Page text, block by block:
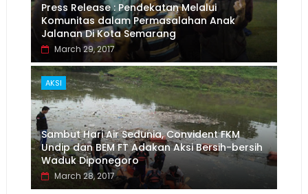
Press Release : Pendekatan Melalui
Komunitas dalam Permasalahan Anak
Jalanan Di Kota Semarang
March 29, 2017
AKSI
Sambut Hari Air Sedunia, Convident FKM
Undip dan BEM FT Adakan Aksi Bersih-bersih
Waduk Diponegoro
March 28, 2017